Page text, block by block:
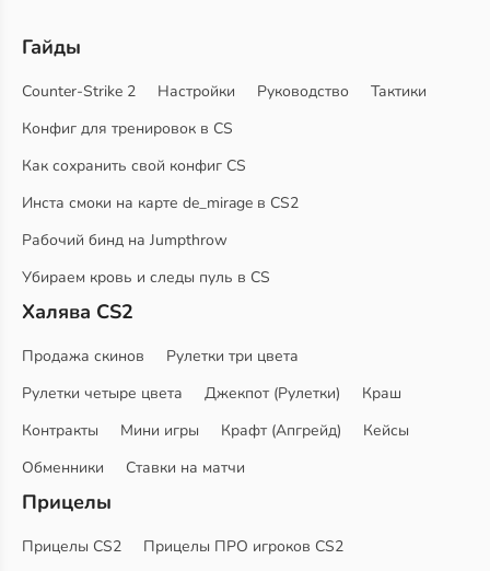
Гайды
Counter-Strike 2 Настройки Руководство
Тактики
Конфиг для тренировок в CS
Как сохранить свой конфиг CS
Инста смоки на карте de_mirage в CS2
Рабочий бинд на Jumpthrow
Убираем кровь и следы пуль в CS
Халява CS2
Продажа скинов
Рулетки три цвета
Рулетки четыре цвета
Джекпот (Рулетки)
Краш
Контракты
Мини игры Крафт (Апгрейд)
Кейсы
Обменники
Ставки на матчи
Прицелы
Прицелы CS2
Прицелы ПРО игроков CS2